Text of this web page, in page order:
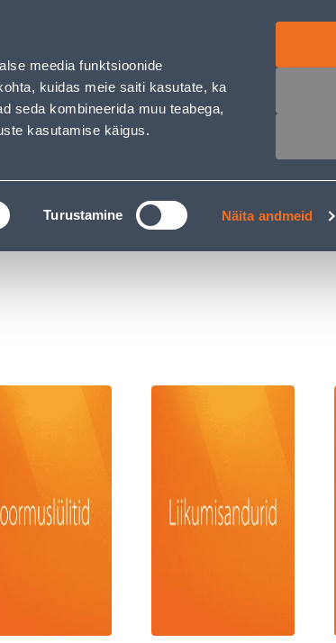
meedia funktsioonide
kuidas meie saiti kasutate, ka
seda kombineerida muu teabega,
kasutamise käigus.
Turustamine Näita andmeid
Logi sisse
JÄRELMAKS